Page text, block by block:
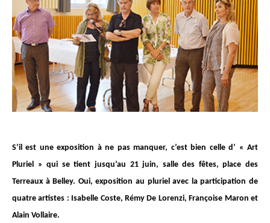
S’il est une exposition à ne pas manquer, c’est bien celle d’ « Art
Pluriel » qui se tient jusqu’au 21 juin, salle des fêtes, place des
Terreaux à Belley. Oui, exposition au pluriel avec la participation de
quatre artistes : Isabelle Coste, Rémy De Lorenzi, Françoise Maron et
Alain Vollaire.